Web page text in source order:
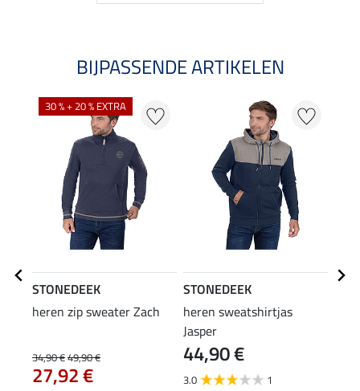
BIJPASSENDE ARTIKELEN
30 % + 20 % EXTRA
STONEDEEK
heren zip sweater Zach
34,90 €49,90 €
27,92 €
STONEDEEK
heren sweatshirtjas
Jasper
44,90 €
3.0 1